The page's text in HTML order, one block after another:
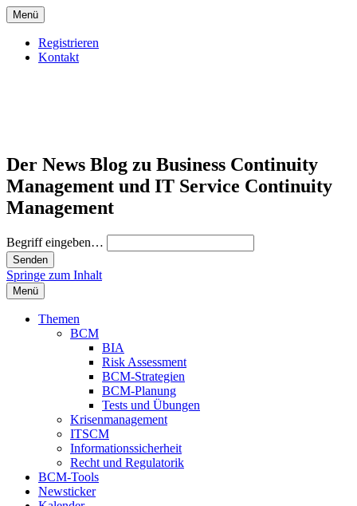
Menü
Registrieren
Kontakt
Der News Blog zu Business Continuity
Management und IT Service Continuity
Management
Begriff eingeben…
Springe zum Inhalt
Menü
Themen
BCM
BIA
Risk Assessment
BCM-Strategien
BCM-Planung
Tests und Übungen
Krisenmanagement
ITSCM
Informationssicherheit
Recht und Regulatorik
BCM-Tools
Newsticker